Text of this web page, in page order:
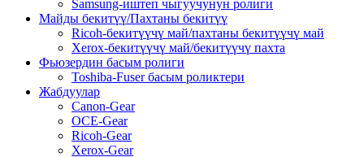
Samsung-иштеп чыгуучунун ролиги
Майды бекитүү/Пахтаны бекитүү
Ricoh-бекитүүчү май/пахтаны бекитүүчү май
Xerox-бекитүүчү май/бекитүүчү пахта
Фьюзердин басым ролиги
Toshiba-Fuser басым роликтери
Жабдуулар
Canon-Gear
OCE-Gear
Ricoh-Gear
Xerox-Gear